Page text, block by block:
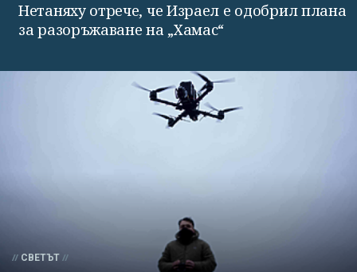
Нетаняху отрече, че Израел е одобрил плана
за разоръжаване на „Хамас“
СВЕТЪТ